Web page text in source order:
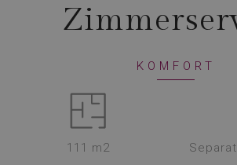
KOMFORT
111 m2